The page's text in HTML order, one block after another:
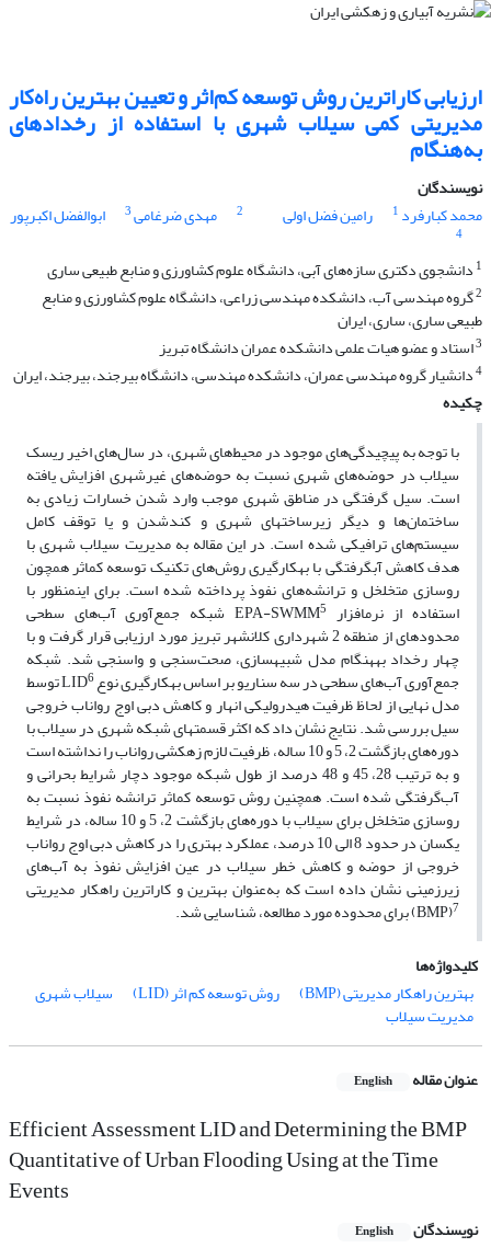
ارزیابی کاراترین روش توسعه کم‌اثر و تعیین بهترین راه‌کار
مدیریتی کمی سیلاب شهری با استفاده از رخدادهای
به‌هنگام
نویسندگان
محمد کبارفرد 1 رامین فضل اولی 2 مهدی ضرغامی3 ابوالفضل اکبرپور
4
1 دانشجوی دکتری سازه‌های آبی، دانشگاه علوم کشاورزی و منابع طبیعی ساری
2گروه مهندسی آب، دانشکده مهندسی زراعی، دانشگاه علوم کشاورزی و منابع
طبیعی ساری، ساری، ایران
3استاد و عضو هیات علمی دانشکده عمران دانشگاه تبریز
4دانشیار گروه مهندسی عمران، دانشکده مهندسی، دانشگاه بیرجند، بیرجند، ایران
چکیده
با توجه به پیچیدگی‌های موجود در محیط‌های شهری، در سال‌های اخیر ریسک
سیلاب در حوضه‌های شهری نسبت به حوضه‌های غیرشهری افزایش یافته
است. سیل گرفتگی در مناطق شهری موجب وارد شدن خسارات زیادی به
ساختمان‌ها و دیگر زیرساخت­های شهری و کندشدن و یا توقف کامل
سیستم‌های ترافیکی شده است. در این مقاله به مدیریت سیلاب شهری با
هدف کاهش آب­گرفتگی با به­کارگیری روش‌های تکنیک توسعه کم­اثر همچون
روسازی متخلخل و ترانشه‌های نفوذ پرداخته شده است. برای این­منظور با
استفاده از نرم­افزار EPA-SWMM 5 شبکه جمع‌آوری آب‌های سطحی
محدوده­ای از منطقه 2 شهرداری کلانشهر تبریز مورد ارزیابی قرار گرفت و با
چهار رخداد به­هنگام مدل شبیه­سازی، صحت‌سنجی و واسنجی شد. شبکه
جمع‌آوری آب‌های سطحی در سه سناریو بر اساس به­کارگیری نوع LID6 توسط
مدل نهایی از لحاظ ظرفیت هیدرولیکی انهار و کاهش دبی اوج رواناب خروجی
سیل بررسی شد. نتایج نشان داد که اکثر قسمت­های شبکه شهری در سیلاب با
دوره‌های بازگشت 2، 5 و 10 ساله، ظرفیت لازم زهکشی رواناب را نداشته است
و به ترتیب 28، 45 و 48 درصد از طول شبکه موجود دچار شرایط بحرانی و
آب‌گرفتگی شده است. همچنین روش توسعه کم­اثر ترانشه نفوذ نسبت به
روسازی متخلخل برای سیلاب با دوره‌های بازگشت 2، 5 و 10 ساله، در شرایط
یکسان در حدود 8 الی 10 درصد، عملکرد بهتری را در کاهش دبی اوج رواناب
خروجی از حوضه و کاهش خطر سیلاب در عین افزایش نفوذ به آب‌های
زیرزمینی نشان داده است که به‌عنوان بهترین و کاراترین راه­کار مدیریتی
7(BMP) برای محدوده مورد مطالعه، شناسایی شد.
کلیدواژه‌ها
بهترین راهکار مدیریتی (BMP)
روش توسعه کم اثر (LID) سیلاب شهری
مدیریت سیلاب
عنوان مقاله English
Efficient Assessment LID and Determining the BMP
Quantitative of Urban Flooding Using at the Time
Events
نویسندگان English